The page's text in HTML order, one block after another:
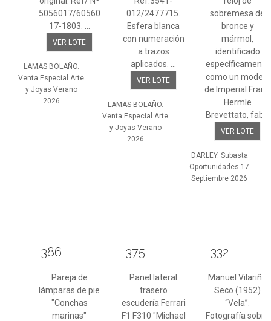
5056017/60560
17-1803. ...
VER LOTE
LAMAS BOLAÑO.
Venta Especial Arte
y Joyas Verano
2026
012/2477715.
Esfera blanca
con numeración
a trazos
aplicados. ...
VER LOTE
LAMAS BOLAÑO.
Venta Especial Arte
y Joyas Verano
2026
sobremesa de
bronce y
mármol,
identificado
específicamente
como un modelo
de Imperial Franz
Hermle
Brevettato, fab...
VER LOTE
DARLEY. Subasta
Oportunidades 17
Septiembre 2026
386
Pareja de
lámparas de pie
"Conchas
marinas"
375
Panel lateral
trasero
escudería Ferrari
F1 F310 "Michael
332
Manuel Vilariño
Seco (1952)
“Vela”.
Fotografía sobre